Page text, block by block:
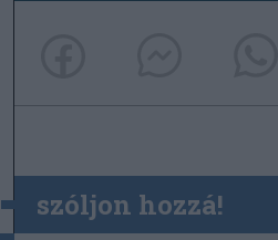
szóljon hozzá!